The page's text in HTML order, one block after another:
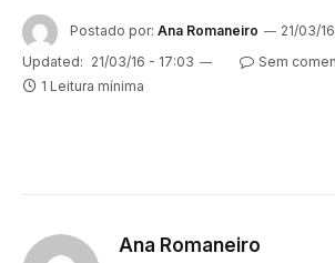
Postado por: Ana Romaneiro
21/03/
Updated: 21/03/16 - 17:03
Sem
1 Leitura mínima
Ana Romaneiro